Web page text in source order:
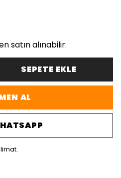
satın alınabilir.
SEPETE EKLE
AL